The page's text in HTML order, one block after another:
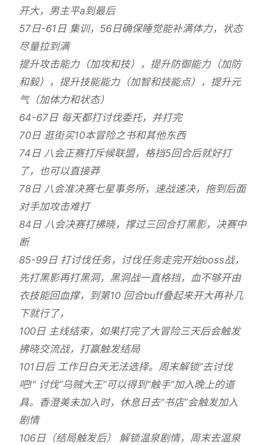
开大，男主平a到最后
57日-61日 集训，56日确保睡觉能补满体力，状态
尽量拉到满
提升攻击能力（加攻和技），提升防御能力（加防
和毅），提升技能能力（加智和技能点），提升元
气（加体力和状态）
64-67日 每天都打讨伐委托，并打完
70日 逛街买10本冒险之书和其他东西
74日 八会正赛打斥候联盟，格挡5回合后就好打
了，也可以直接莽
78日 八会准决赛七星事务所，速战速决，拖到后面
对手加攻击难打
84日 八会决赛打拂晓，撑过三回合打黑影，决赛中
断
85-99日 打讨伐任务，讨伐任务走完开始boss战，
先打黑影再打黑洞，黑洞战一直格挡，血不够开由
衣技能回血撑，到第10 回合buff叠起来开大再补几
下就行了，
100日 主线结束，如果打完了大冒险三天后会触发
拂晓交流战，打赢触发结局
101日后 工作日白天无法选择。周末解锁“去讨伐
吧!” 讨伐“乌贼大王”可以得到“触手”加入晚上的道
具。香澄美未加入时，休息日去“书店”会触发加入
剧情
106日（结局触发后） 解锁温泉剧情，周末去温泉